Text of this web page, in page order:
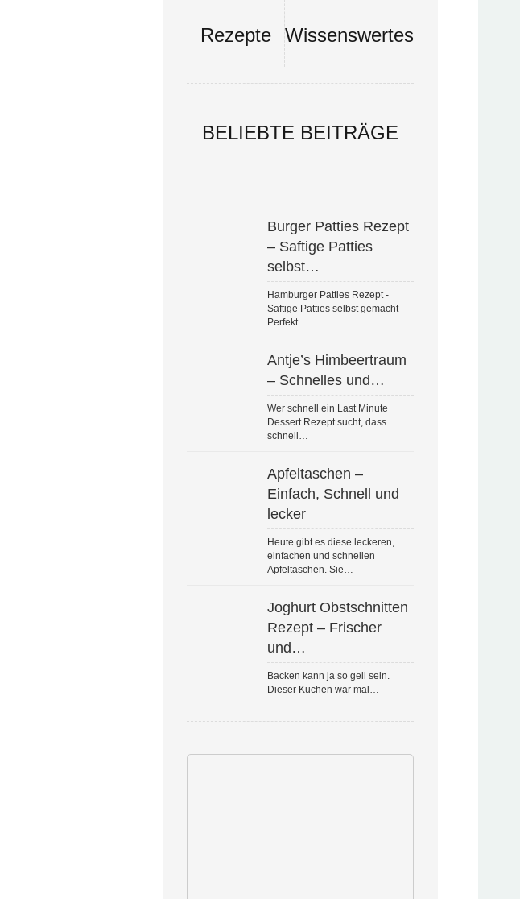
Rezepte Wissenswertes
BELIEBTE BEITRÄGE
Burger Patties Rezept
– Saftige Patties
selbst…
Hamburger Patties Rezept -
Saftige Patties selbst gemacht -
Perfekt…
Antje’s Himbeertraum
– Schnelles und…
Wer schnell ein Last Minute
Dessert Rezept sucht, dass
schnell…
Apfeltaschen –
Einfach, Schnell und
lecker
Heute gibt es diese leckeren,
einfachen und schnellen
Apfeltaschen. Sie…
Joghurt Obstschnitten
Rezept – Frischer
und…
Backen kann ja so geil sein.
Dieser Kuchen war mal…